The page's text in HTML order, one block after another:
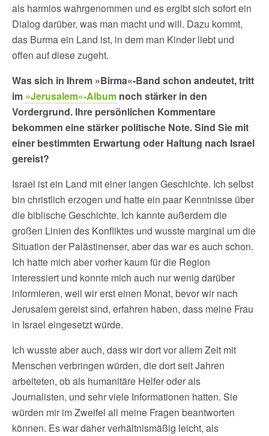
als harmlos wahrgenommen und es ergibt sich sofort ein
Dialog darüber, was man macht und will. Dazu kommt,
das Burma ein Land ist, in dem man Kinder liebt und
offen auf diese zugeht.
Was sich in Ihrem »Birma«-Band schon andeutet, tritt
im »Jerusalem«-Album noch stärker in den
Vordergrund. Ihre persönlichen Kommentare
bekommen eine stärker politische Note. Sind Sie mit
einer bestimmten Erwartung oder Haltung nach Israel
gereist?
Israel ist ein Land mit einer langen Geschichte. Ich selbst
bin christlich erzogen und hatte ein paar Kenntnisse über
die biblische Geschichte. Ich kannte außerdem die
großen Linien des Konfliktes und wusste marginal um die
Situation der Palästinenser, aber das war es auch schon.
Ich hatte mich aber vorher kaum für die Region
interessiert und konnte mich auch nur wenig darüber
informieren, weil wir erst einen Monat, bevor wir nach
Jerusalem gereist sind, erfahren haben, dass meine Frau
in Israel eingesetzt würde.
Ich wusste aber auch, dass wir dort vor allem Zeit mit
Menschen verbringen würden, die dort seit Jahren
arbeiteten, ob als humanitäre Helfer oder als
Journalisten, und sehr viele Informationen hatten. Sie
würden mir im Zweifel all meine Fragen beantworten
können. Es war daher verhältnismäßig leicht, als